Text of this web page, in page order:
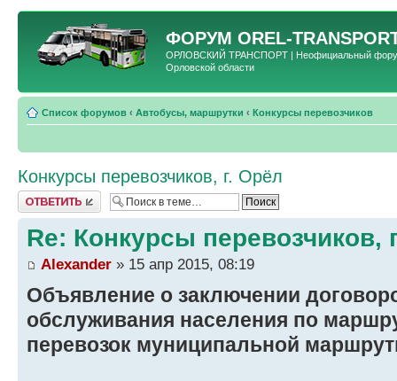
ФОРУМ OREL-
ОРЛОВСКИЙ ТРАНСПОРТ | Неофициальный форум
Орловской области
Список форумов ‹ Автобусы, маршрутки ‹ Конкурсы перевозчиков
Конкурсы перевозчиков, г. Орёл
Ответить
Re: Конкурсы перевозчиков,
Alexander » 15 апр 2015, 08:19
Объявление о заключении
обслуживания населения по
перевозок муниципальной